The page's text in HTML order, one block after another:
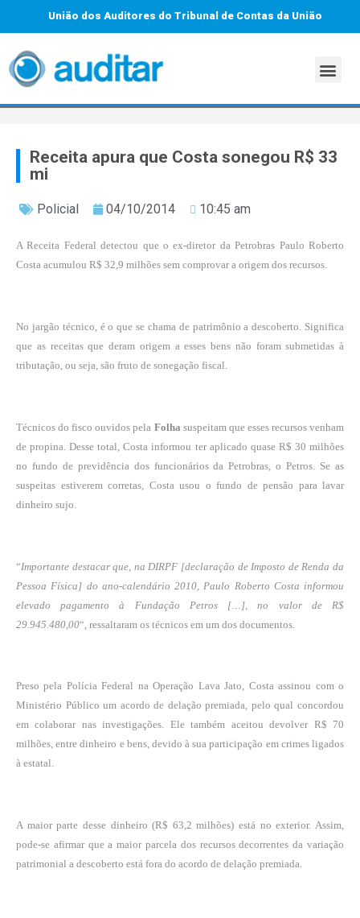
União dos Auditores do Tribunal de Contas da União
Receita apura que Costa sonegou R$ 33
mi
Policial 04/10/2014 10:45 am
A Receita Federal detectou que o ex-diretor da Petrobras Paulo Roberto
Costa acumulou R$ 32,9 milhões sem comprovar a origem dos recursos.
No jargão técnico, é o que se chama de patrimônio a descoberto. Significa
que as receitas que deram origem a esses bens não foram submetidas à
tributação, ou seja, são fruto de sonegação fiscal.
Técnicos do fisco ouvidos pela Folha suspeitam que esses recursos venham
de propina. Desse total, Costa informou ter aplicado quase R$ 30 milhões
no fundo de previdência dos funcionários da Petrobras, o Petros. Se as
suspeitas estiverem corretas, Costa usou o fundo de pensão para lavar
dinheiro sujo.
“Importante destacar que, na DIRPF [declaração de Imposto de Renda da
Pessoa Física] do ano-calendário 2010, Paulo Roberto Costa informou
elevado pagamento à Fundação Petros […], no valor de R$
29.945.480,00“, ressaltaram os técnicos em um dos documentos.
Preso pela Polícia Federal na Operação Lava Jato, Costa assinou com o
Ministério Público um acordo de delação premiada, pelo qual concordou
em colaborar nas investigações. Ele também aceitou devolver R$ 70
milhões, entre dinheiro e bens, devido à sua participação em crimes ligados
à estatal.
A maior parte desse dinheiro (R$ 63,2 milhões) está no exterior. Assim,
pode-se afirmar que a maior parcela dos recursos decorrentes da variação
patrimonial a descoberto está fora do acordo de delação premiada.